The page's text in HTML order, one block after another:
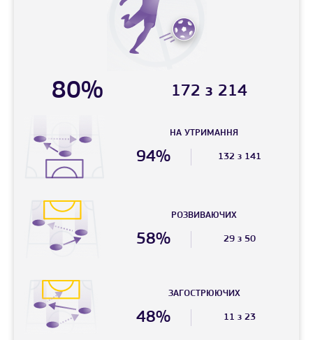
80% 172 з 214
НА УТРИМАННЯ
94% 132 з 141
РОЗВИВАЮЧИХ
58% 29 з 50
ЗАГОСТРЮЮЧИХ
48% 11 з 23